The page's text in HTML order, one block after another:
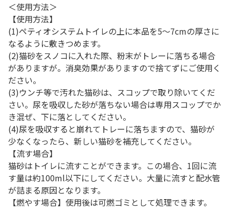
＜使用方法＞
【使用方法】
(1)ペティオシステムトイレの上に本品を5～7cmの厚さに
なるように敷きつめます。
(2)猫砂をスノコに入れた際、粉末がトレーに落ちる場合
がありますが。消臭効果がありますので捨てずにご使用く
ださい。
(3)ウンチ等で汚れた猫砂は、スコップで取り除いてくだ
さい。尿を吸収した砂が落ちない場合は専用スコップでか
き混ぜ、下に落としてください。
(4)尿を吸収すると崩れてトレーに落ちますので、猫砂が
少なくなったら、新しい猫砂を補充してください。
【流す場合】
猫砂はトイレに流すことができます。この場合、1回に流
す量は約100ml以下にしてください。大量に流すと配水管
が詰まる原因となります。
【燃やす場合】使用後は可燃ゴミとして処理できます。